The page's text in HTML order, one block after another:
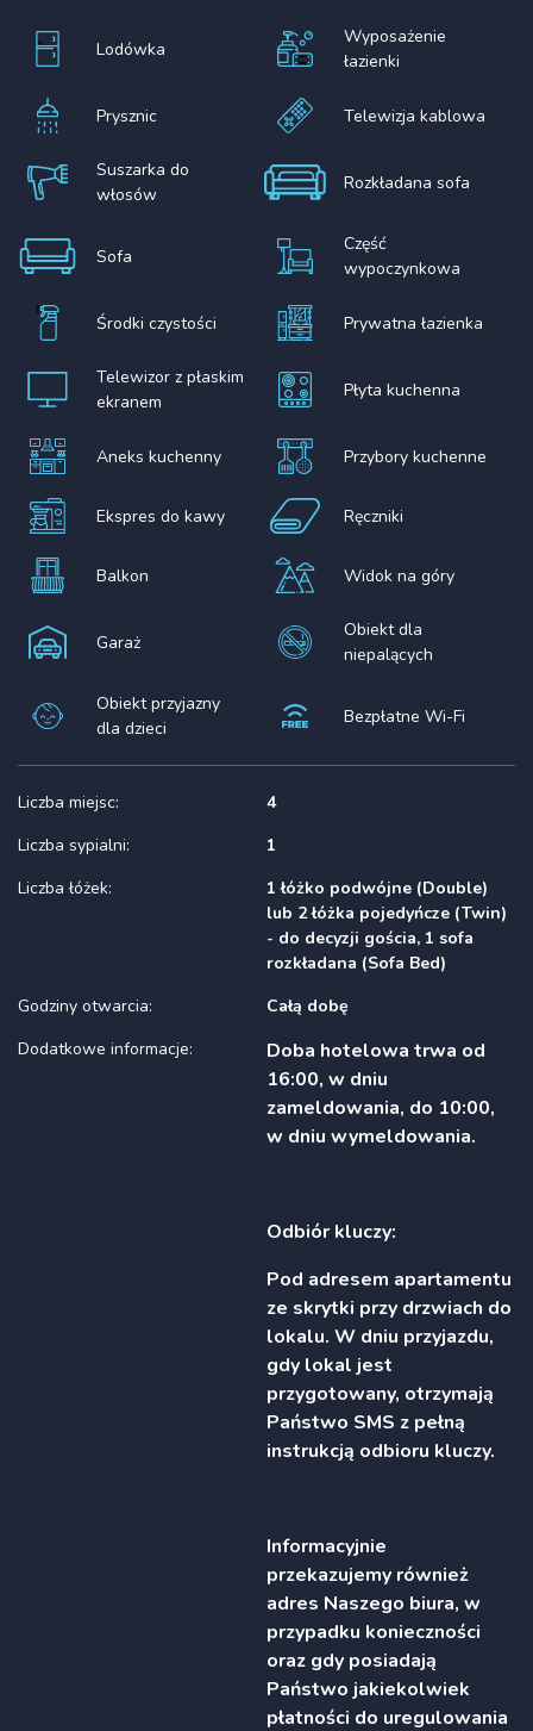
Lodówka
Wyposażenie
łazienki
Prysznic Telewizja kablowa
Suszarka do
włosów
Rozkładana sofa
Sofa
Część
wypoczynkowa
Środki czystości Prywatna łazienka
Telewizor z płaskim
ekranem
Płyta kuchenna
Aneks kuchenny Przybory kuchenne
Ekspres do kawy Ręczniki
Balkon Widok na góry
Garaż
Obiekt dla
niepalących
Obiekt przyjazny
dla dzieci
Bezpłatne Wi-Fi
Liczba miejsc:
4
Liczba sypialni:
1
Liczba łóżek:
1 łóżko podwójne (Double)
lub 2 łóżka pojedyńcze (Twin)
- do decyzji gościa, 1 sofa
rozkładana (Sofa Bed)
Godziny otwarcia:
Całą dobę
Dodatkowe informacje:
Doba hotelowa trwa od
16:00, w dniu
zameldowania, do 10:00,
w dniu wymeldowania.
Odbiór kluczy:
Pod adresem apartamentu
ze skrytki przy drzwiach do
lokalu. W dniu przyjazdu,
gdy lokal jest
przygotowany, otrzymają
Państwo SMS z pełną
instrukcją odbioru kluczy.
Informacyjnie
przekazujemy również
adres Naszego biura, w
przypadku konieczności
oraz gdy posiadają
Państwo jakiekolwiek
płatności do uregulowania